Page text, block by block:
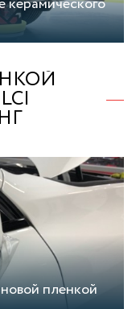
керамического
пленкой